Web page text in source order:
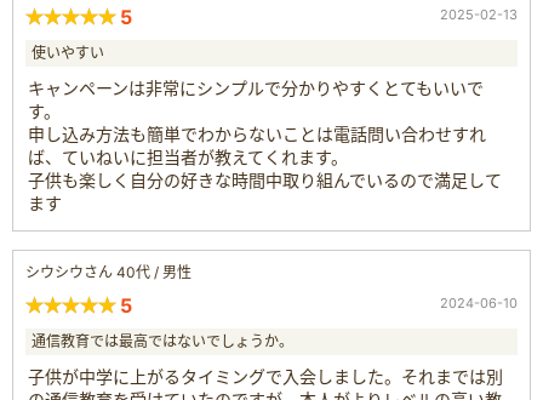
5 2025-02-13
使いやすい
キャンペーンは非常にシンプルで分かりやすくとてもいいで
す。
申し込み方法も簡単でわからないことは電話問い合わせすれ
ば、ていねいに担当者が教えてくれます。
子供も楽しく自分の好きな時間中取り組んでいるので満足して
ます
シウシウさん 40代 / 男性
5 2024-06-10
通信教育では最高ではないでしょうか。
子供が中学に上がるタイミングで入会しました。それまでは別